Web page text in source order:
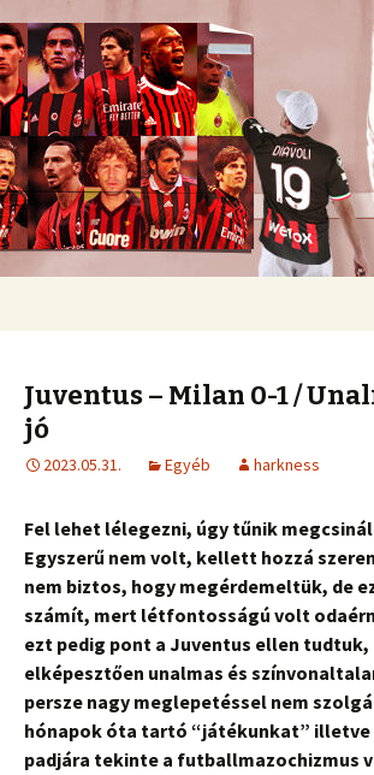
diavoli
Romokban heverő blog egy
heverő csapatról.
Juventus – Milan 0-1 /
jó
2023.05.31. Egyéb harkness
Fel lehet lélegezni, úgy tűnik
Egyszerű nem volt, kellett hozzá
nem biztos, hogy megérdemeltük, de
számít, mert létfontosságú volt
ezt pedig pont a Juventus ellen tudtuk,
elképesztően unalmas és
persze nagy meglepetéssel nem
hónapok óta tartó “játékunkat”
padjára tekinte a futballmazochizmus